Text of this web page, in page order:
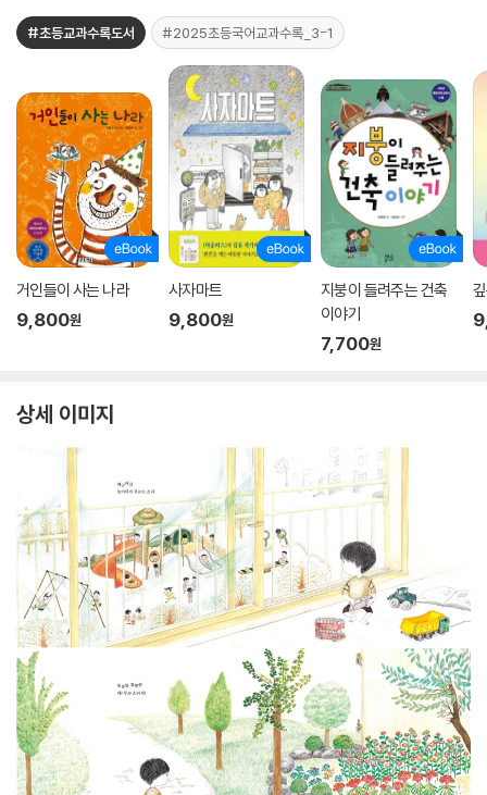
#초등교과수록도서 #2025초등국어교과수록_3-1
거인들이 사는 나라
9,800원
사자마트
9,800원
지붕이 들려주는 건축
이야기
7,700원
상세 이미지